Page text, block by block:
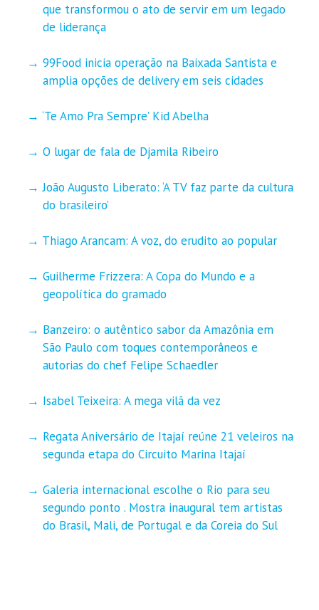
que transformou o ato de servir em um legado
de liderança
99Food inicia operação na Baixada Santista e
amplia opções de delivery em seis cidades
‘Te Amo Pra Sempre’ Kid Abelha
O lugar de fala de Djamila Ribeiro
João Augusto Liberato: ‘A TV faz parte da cultura
do brasileiro’
Thiago Arancam: A voz, do erudito ao popular
Guilherme Frizzera: A Copa do Mundo e a
geopolítica do gramado
Banzeiro: o autêntico sabor da Amazônia em
São Paulo com toques contemporâneos e
autorias do chef Felipe Schaedler
Isabel Teixeira: A mega vilã da vez
Regata Aniversário de Itajaí reúne 21 veleiros na
segunda etapa do Circuito Marina Itajaí
Galeria internacional escolhe o Rio para seu
segundo ponto . Mostra inaugural tem artistas
do Brasil, Mali, de Portugal e da Coreia do Sul